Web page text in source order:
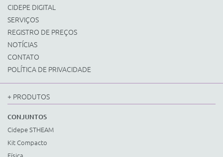
CIDEPE DIGITAL
SERVIÇOS
REGISTRO DE PREÇOS
NOTÍCIAS
CONTATO
POLÍTICA DE PRIVACIDADE
+ PRODUTOS
CONJUNTOS
Cidepe STHEAM
Kit Compacto